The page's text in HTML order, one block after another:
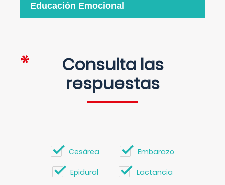
Educación Emocional
Consulta las
respuestas
Cesárea Embarazo
Epidural Lactancia